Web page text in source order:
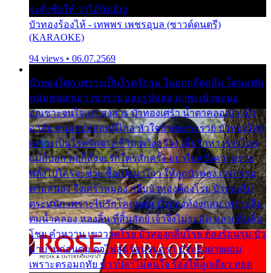
จะตั้งชื่อให้ ว่าไอ้บังเอิญ
บัวทองร้องไห้ - เทพพร เพชรอุบล (ซาวด์ดนตรี)
(KARAOKE)
94 views • 06.07.2569
บัวทองโศก เพราะเป็นโรครักรุม ในอกกลัดกลุ้ม โดนแฟน
หนุ่มหลอกเอา เขารวย และรูปหล่อ มาพะเน้าพะนอ
ออเซาะจนใจเบา สงสาร บัวทองเศร้า น้ำตาคลอเบ้า เฝ้า
อาลัย หนุ่มรูปหล่อหนีไกล หัวใจบัวทองระรวย บัวทองโศก
เพราะเป็นโรครักจาง ชีวิตเคว้งคว้าง เมื่อรักห่างร้างไกล
แม่ก็บอก พ่อก็สั่งจะรักใครสักครั้ง อย่าไปหวังความรวย
พลั้งไปใครจะช่วย ซื้อเปลมาไกว ให้ลูกบัวทอง เวรกรรม
ตามสนอง จึงเศร้าหมอง กลีบบัวทองต้องโรย บัวทองไม่
ตระหนัก เพราะไม่รักโคลนตม บัวทองท้องกลม เพราะลืม
ตมน้ำคลอง หลงลิ้น ที่สิ้นสัตย์ เจ้าจึงไม่ระมัด หลงกลิ่นลิ้น
โชย คำหวาน เขาวาดโรย บัวทองกลีบโรย ต้องร้อนรุม บัว
มาบานก่อนตูม ดุจไฟสุมร้อนรุมอุรา บัวทองผ่ายผอม
เพราะตรอมฤทัย ข้าวปลาไม่สนใจ ร้องไห้ลูกเดียว หยุด